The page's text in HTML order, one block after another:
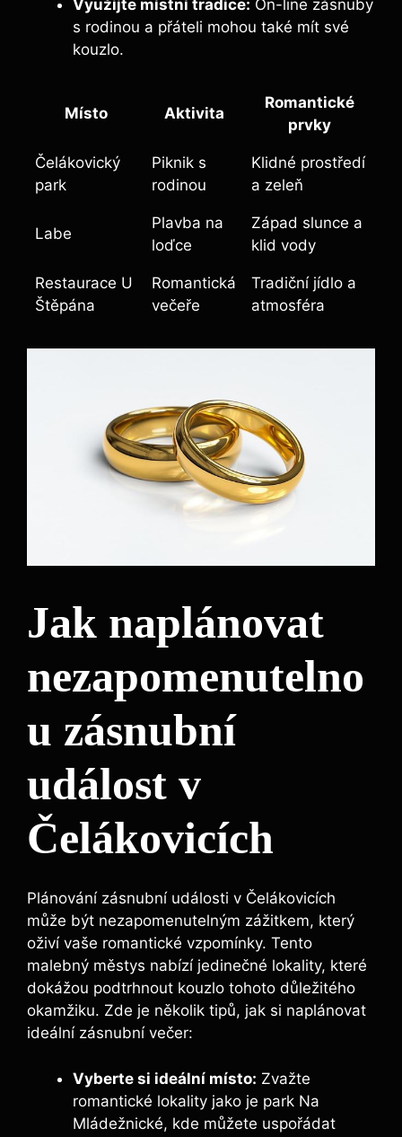
Využijte místní tradice: On-line zásnuby
s rodinou a přáteli mohou také mít své
kouzlo.
Místo Aktivita
Romantické
prvky
Čelákovický
park
Piknik s
rodinou
Klidné prostředí
a zeleň
Labe
Plavba na
loďce
Západ slunce a
klid vody
Restaurace U
Štěpána
Romantická
večeře
Tradiční jídlo a
atmosféra
Jak naplánovat
nezapomenutelno
u zásnubní
událost v
Čelákovicích
Plánování zásnubní události v Čelákovicích
může být nezapomenutelným zážitkem, který
oživí vaše romantické vzpomínky. Tento
malebný městys nabízí jedinečné lokality, které
dokážou podtrhnout kouzlo tohoto důležitého
okamžiku. Zde je několik tipů, jak si naplánovat
ideální zásnubní večer:
Vyberte si ideální místo: Zvažte
romantické lokality jako je park Na
Mládežnické, kde můžete uspořádat